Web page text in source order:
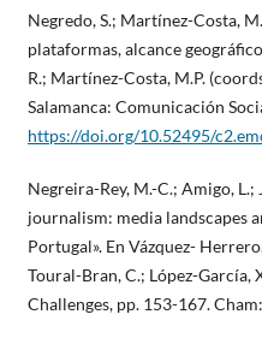
Negredo, S.; Martínez-Costa,
plataformas, alcance
R.; Martínez-Costa, M.P.
Salamanca: Comunicación
https://doi.org/10.52495/
Negreira-Rey, M.-C.; Amigo,
journalism: media landscapes
Portugal». En Vázquez-
Toural-Bran, C.; López-García,
Challenges, pp. 153-167.